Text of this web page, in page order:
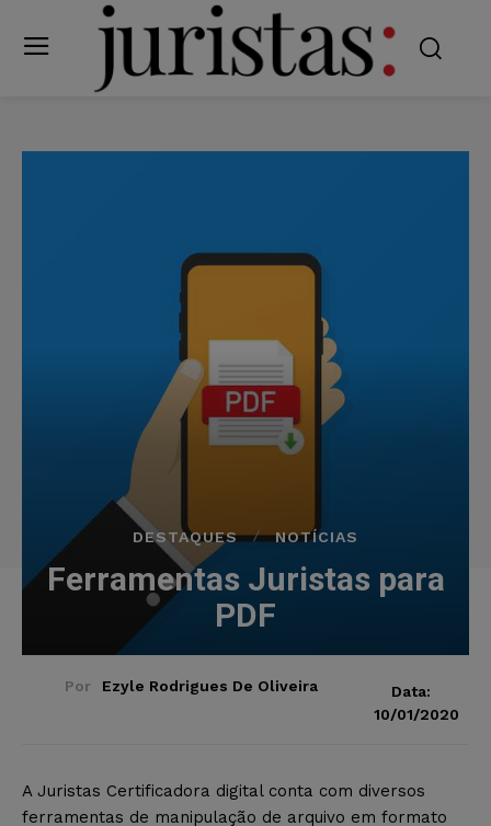
DESTAQUES NOTÍCIAS
Ferramentas Juristas para
PDF
Por Ezyle Rodrigues De Oliveira
Data:
10/01/2020
A Juristas Certificadora digital conta com diversos
ferramentas de manipulação de arquivo em formato